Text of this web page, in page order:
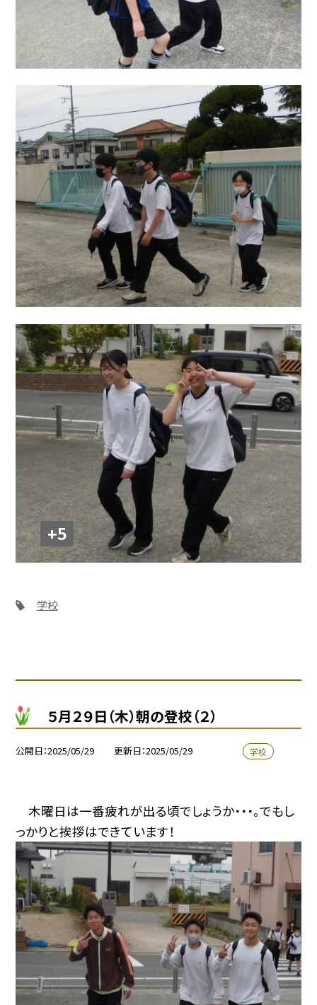
+5
学校
５月２９日（木）朝の登校（２）
公開日 2025/05/29 更新日 2025/05/29 学校
木曜日は一番疲れが出る頃でしょうか・・・。でもし
っかりと挨拶はできています！